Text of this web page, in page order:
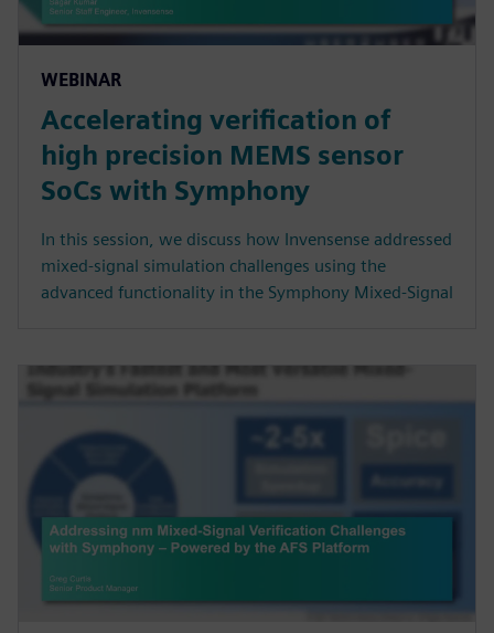
WEBINAR
Accelerating verification of
high precision MEMS sensor
SoCs with Symphony
In this session, we discuss how Invensense addressed
mixed-signal simulation challenges using the
advanced functionality in the Symphony Mixed-Signal